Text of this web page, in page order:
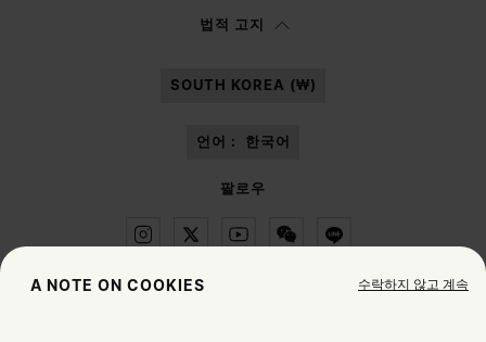
를 읽은 후에 본인은Margiela S.A.S.U. 이 마케팅을 위해 본인의 개
인 데이터를 처리할 수 있도록 승인합니다.
법적 고지
SOUTH KOREA (₩)
언어 : 한국어
팔로우
A NOTE ON COOKIES 수락하지 않고 계속